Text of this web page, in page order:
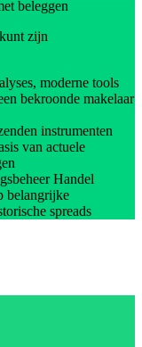
beleggen
zijn
moderne tools
bekroonde makelaar
instrumenten
van actuele
Handel
belangrijke
spreads